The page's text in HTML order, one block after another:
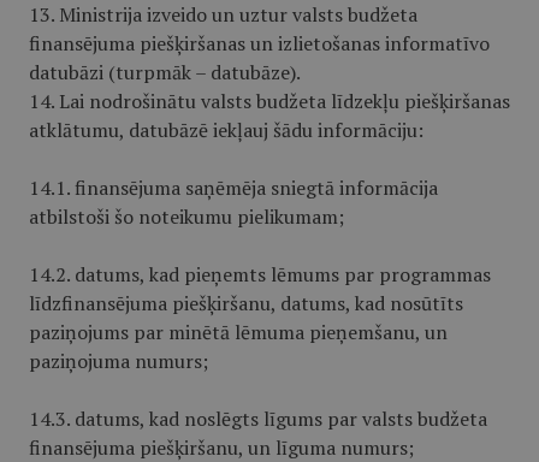
13. Ministrija izveido un uztur valsts budžeta
finansējuma piešķiršanas un izlietošanas informatīvo
datubāzi (turpmāk – datubāze).
14. Lai nodrošinātu valsts budžeta līdzekļu piešķiršanas
atklātumu, datubāzē iekļauj šādu informāciju:
14.1. finansējuma saņēmēja sniegtā informācija
atbilstoši šo noteikumu pielikumam;
14.2. datums, kad pieņemts lēmums par programmas
līdzfinansējuma piešķiršanu, datums, kad nosūtīts
paziņojums par minētā lēmuma pieņemšanu, un
paziņojuma numurs;
14.3. datums, kad noslēgts līgums par valsts budžeta
finansējuma piešķir­šanu, un līguma numurs;